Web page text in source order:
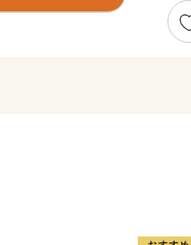
自然や、石ノ森萬画館をはじめとし